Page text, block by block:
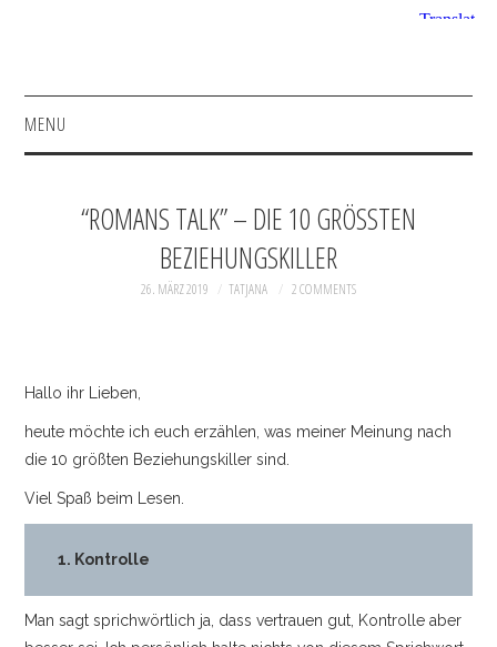
MENU
FASHION
INSTAGRAM
FACEBOOK
KONTAKT
“ROMANS TALK” – DIE 10 GRÖSSTEN B
EZIEHUNGSKILLER
26. MÄRZ 2019 TATJANA 2 COMMENTS
Hallo ihr Lieben,
heute möchte ich euch erzählen, was meiner Meinung nach
die 10 größten Beziehungskiller sind.
Viel Spaß beim Lesen.
1. Kontrolle
Man sagt sprichwörtlich ja, dass vertrauen gut, Kontrolle aber